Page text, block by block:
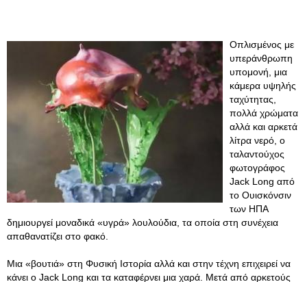
Οπλισμένος με
υπεράνθρωπη
υπομονή, μια
κάμερα υψηλής
ταχύτητας,
πολλά χρώματα
αλλά και αρκετά
λίτρα νερό, ο
ταλαντούχος
φωτογράφος
Jack Long από
το Ουισκόνσιν
των ΗΠΑ
δημιουργεί μοναδικά «υγρά» λουλούδια, τα οποία στη συνέχεια
απαθανατίζει στο φακό.
Μια «βουτιά» στη Φυσική Ιστορία αλλά και στην τέχνη επιχειρεί να
κάνει ο Jack Long και τα καταφέρνει μια χαρά. Μετά από αρκετούς